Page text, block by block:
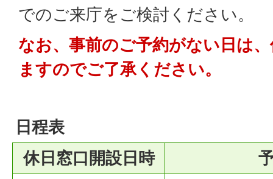
でのご来庁をご検討ください。
なお、事前のご予約がない日は
ますのでご了承ください。
日程表
休日窓口開設日時